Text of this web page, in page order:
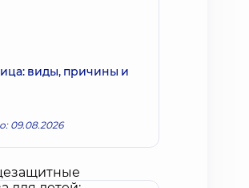
виды, причины и
09.08.2026